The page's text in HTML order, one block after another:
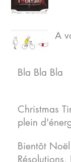
A
Bla Bla Bla
Christmas
plein
Bientôt
Résolutions,